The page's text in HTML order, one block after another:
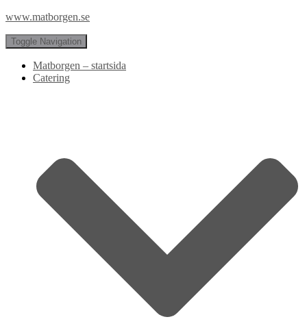
www.matborgen.se
Toggle Navigation
Matborgen – startsida
Catering